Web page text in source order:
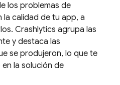
los problemas de
calidad de tu app, a
Crashlytics agrupa las
y destaca las
se produjeron, lo que te
la solución de